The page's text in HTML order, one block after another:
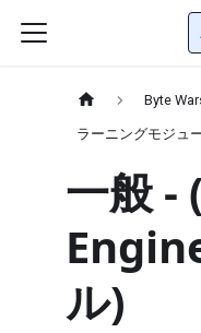
Byte
ラーニングモジュ
一般 -
ル)